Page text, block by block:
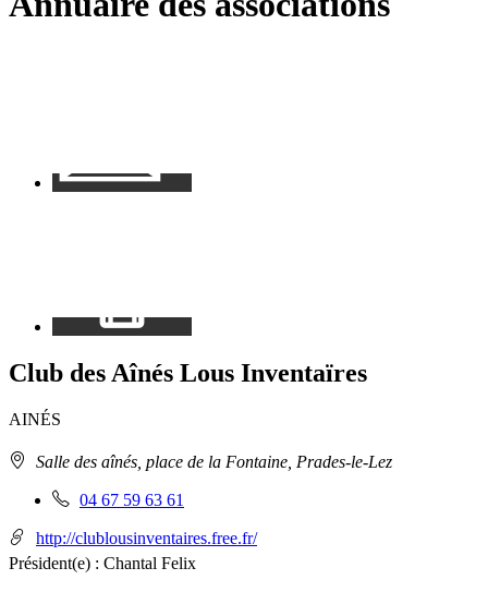
Club des Aînés Lous Inventaïres
AINÉS
AdresseSalle des aînés, place de la Fontaine, Prades-le-Lez
Téléphone
:
04 67 59 63 61
http://clublousinventaires.free.fr/
Président(e) : Chantal Felix